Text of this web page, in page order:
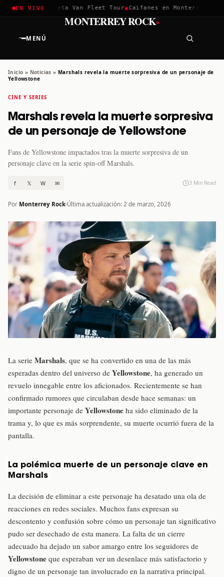
EN VIVO
2026 ✱Greta Van Fleet Tour✱Caifanes en Monterrey · 12
MENÚ
MONTERREY ROCK·
Inicio » Noticias » Marshals revela la muerte sorpresiva de un personaje de
Yellowstone
CINE Y SERIES
Marshals revela la muerte sorpresiva
de un personaje de Yellowstone
Fans de Yellowstone impactados tras la muerte sorpresiva de un
personaje clave en la serie spin-off Marshals.
f 𝕏 W ✉ 3 Min Read
Por Monterrey Rock Última actualización: 2 de marzo, 2026
La serie Marshals, que se ha convertido en una de las más
esperadas dentro del universo de Yellowstone, ha generado un
revuelo innegable entre los aficionados. Recientemente se han
confirmado rumores que circulaban desde hace semanas: un
importante personaje de Yellowstone ha sido eliminado de la
trama y, lo que es más sorprendente, su muerte ocurrió fuera de la
pantalla.
La polémica muerte de un personaje clave en
Marshals
La decisión de eliminar a este personaje ha desatado una ola de
reacciones en redes sociales. Muchos fans expresan su
descontento y confusión sobre cómo un personaje tan significativo
pudo ser desechado de esta manera. La falta de un cierre
adecuado ha dejado un sabor amargo entre los seguidores de
Yellowstone que esperaban ver un desenlace más satisfactorio y
digno de un personaje tan involucrado en la narrativa principal.